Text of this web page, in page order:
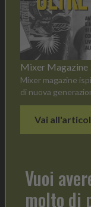
Mixer Magazine
Mixer magazine
di nuova
Vai
Vuoi
molto di